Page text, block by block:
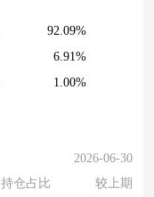
92.09%
6.91%
1.00%
2026-06-30
持仓占比 较上期